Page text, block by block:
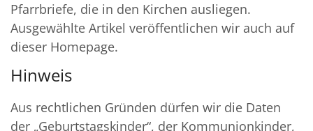
Pfarrbriefe, die in den Kirchen ausliegen.
Ausgewählte Artikel veröffentlichen wir auch auf
dieser Homepage.
Hinweis
Aus rechtlichen Gründen dürfen wir die Daten
der „Geburtstagskinder“, der Kommunionkinder,